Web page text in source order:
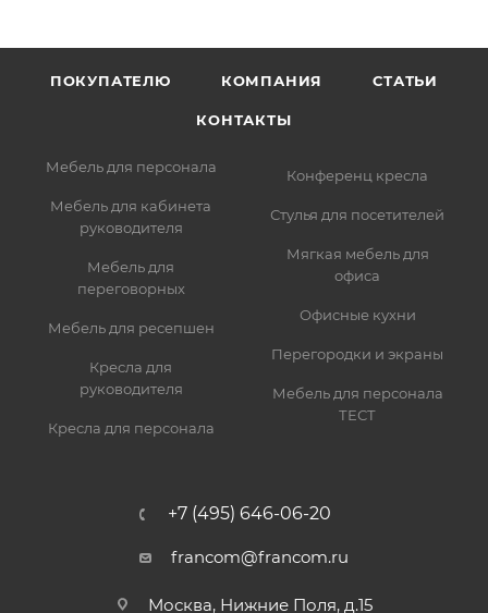
ПОКУПАТЕЛЮ КОМПАНИЯ СТАТЬИ
КОНТАКТЫ
Мебель для персонала
Мебель для кабинета
руководителя
Мебель для
переговорных
Мебель для ресепшен
Кресла для
руководителя
Кресла для персонала
Конференц кресла
Стулья для посетителей
Мягкая мебель для
офиса
Офисные кухни
Перегородки и экраны
Мебель для персонала
ТЕСТ
+7 (495) 646-06-20
francom@francom.ru
Москва, Нижние Поля, д.15